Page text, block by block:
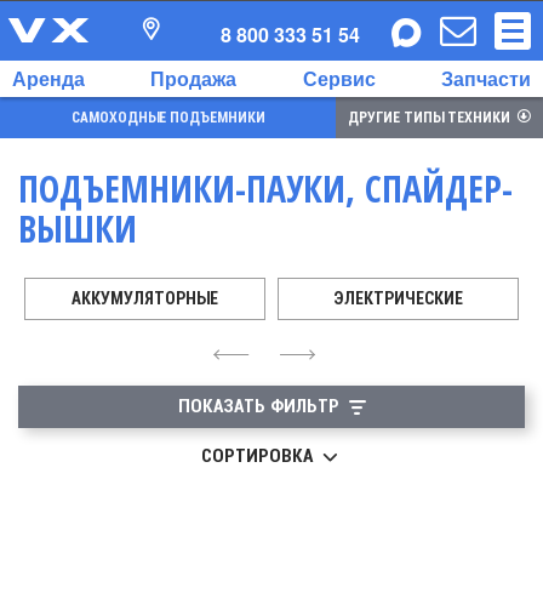
Аренда Продажа Сервис Запчасти
8 800 333 51 54
САМОХОДНЫЕ ПОДЪЕМНИКИ ДРУГИЕ ТИПЫ ТЕХНИКИ
ПОДЪЕМНИКИ-ПАУКИ, СПАЙДЕР-
ВЫШКИ
4
АККУМУЛЯТОРНЫЕ ЭЛЕКТРИЧЕСКИЕ
6
ПОКАЗАТЬ ФИЛЬТР
СОРТИРОВКА